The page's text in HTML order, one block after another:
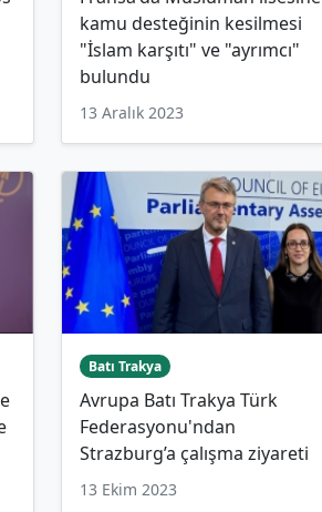
kamu desteğinin kesilmesi
"İslam karşıtı" ve "ayrımcı"
bulundu
13 Aralık 2023
Batı Trakya
Avrupa Batı Trakya Türk
Federasyonu'ndan
Strazburg’a çalışma ziyareti
13 Ekim 2023